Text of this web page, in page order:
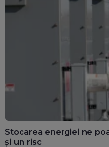
Stocarea energiei ne
și un risc